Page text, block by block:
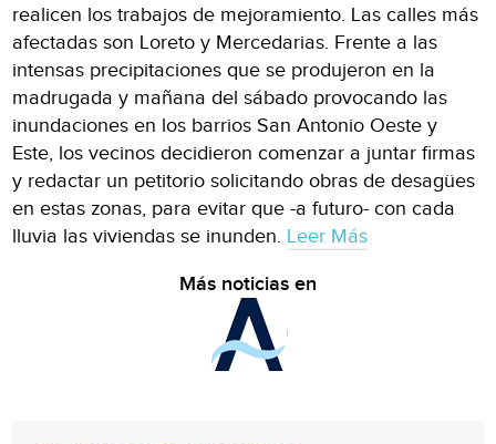
realicen los traba­jos de mejoramiento. Las calles más
afectadas son Loreto y Mercedarias. Frente a las
intensas pre­cipitaciones que se produje­ron en la
madrugada y ma­ñana del sábado provocan­do las
inundaciones en los barrios San Antonio Oeste y
Este, los vecinos decidieron comenzar a juntar firmas
y redactar un petitorio solici­tando obras de desagües
en estas zonas, para evitar que -a futuro- con cada
lluvia las viviendas se inunden. Leer Más
Más noticias en